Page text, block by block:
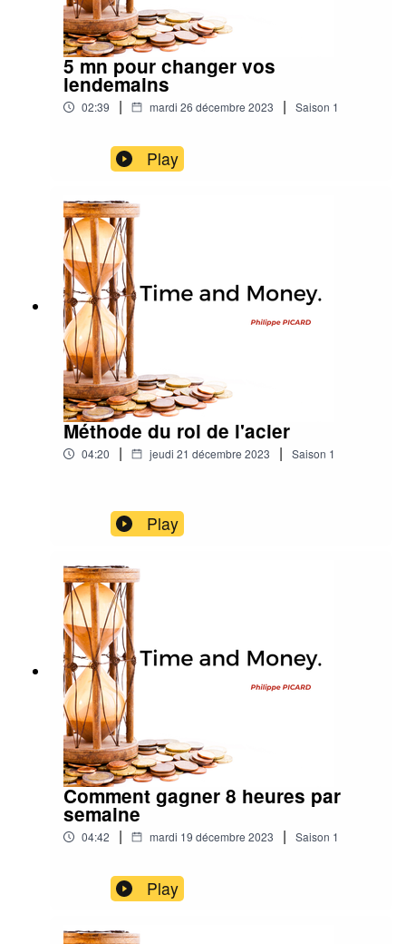
5 mn pour changer vos
lendemains
02:39 | mardi 26 décembre 2023 | Saison 1
Play
Méthode du roi de l'acier
04:20 | jeudi 21 décembre 2023 | Saison 1
Play
Comment gagner 8 heures par
semaine
04:42 | mardi 19 décembre 2023 | Saison 1
Play